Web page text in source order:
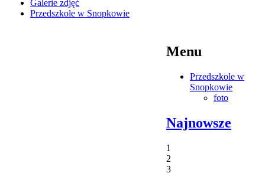
Galerie zdjęć
Przedszkole w Snopkowie
Menu
Przedszkole w
Snopkowie
foto
Najnowsze
1
2
3